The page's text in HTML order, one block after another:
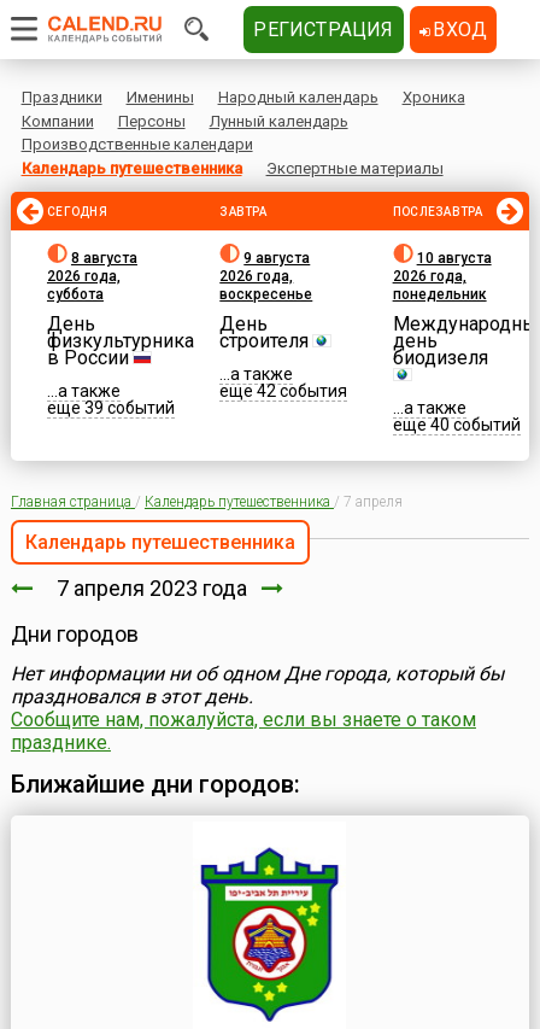
Праздники Именины Народный календарь
Хроника
Компании
Персоны
Лунный календарь
Производственные календари
Календарь путешественника
Экспертные материалы
СЕГОДНЯ
8 августа
2026 года,
суббота
День
физкультурника
в России
...а также
еще 39 событий
ЗАВТРА
9 августа
2026 года,
воскресенье
День
строителя
...а также
еще 42 события
ПОСЛЕЗАВТРА
10 августа
2026 года,
понедельник
день
биодизеля
...а также
еще 40 событий
Главная страница / Календарь путешественника / 7 апреля
Календарь путешественника
7 апреля 2023 года
Дни городов
Нет информации ни об одном Дне города, который бы
праздновался в этот день.
Сообщите нам, пожалуйста, если вы знаете о таком
празднике.
Ближайшие дни городов:
РЕГИСТРАЦИЯ ВХОД